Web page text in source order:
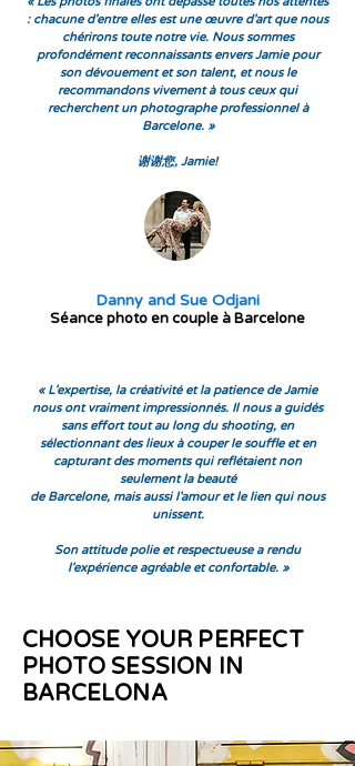
: chacune d'entre elles est une œuvre d'art que nous
chérirons toute notre vie. Nous sommes
profondément reconnaissants envers Jamie pour
son dévouement et son talent, et nous le
recommandons vivement à tous ceux qui
recherchent un photographe professionnel à
Barcelone. »
谢谢您, Jamie!
Danny and Sue Odjani
Séance photo en couple à Barcelone
« L'expertise, la créativité et la patience de Jamie
nous ont vraiment impressionnés. Il nous a guidés
sans effort tout au long du shooting, en
sélectionnant des lieux à couper le souffle et en
capturant des moments qui reflétaient non
seulement la beauté
de Barcelone, mais aussi l'amour et le lien qui nous
unissent.
Son attitude polie et respectueuse a rendu
l'expérience agréable et confortable. »
CHOOSE YOUR PERFECT
PHOTO SESSION IN
BARCELONA